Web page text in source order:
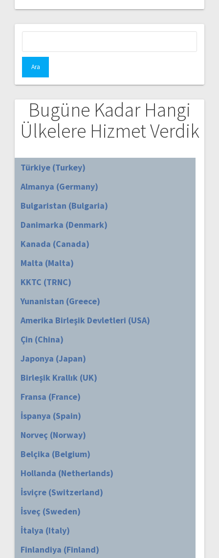
Bugüne Kadar Hangi
Ülkelere Hizmet Verdik
Türkiye (Turkey)
Almanya (Germany)
Bulgaristan (Bulgaria)
Danimarka (Denmark)
Kanada (Canada)
Malta (Malta)
KKTC (TRNC)
Yunanistan (Greece)
Amerika Birleşik Devletleri (USA)
Çin (China)
Japonya (Japan)
Birleşik Krallık (UK)
Fransa (France)
İspanya (Spain)
Norveç (Norway)
Belçika (Belgium)
Hollanda (Netherlands)
İsviçre (Switzerland)
İsveç (Sweden)
İtalya (Italy)
Finlandiya (Finland)